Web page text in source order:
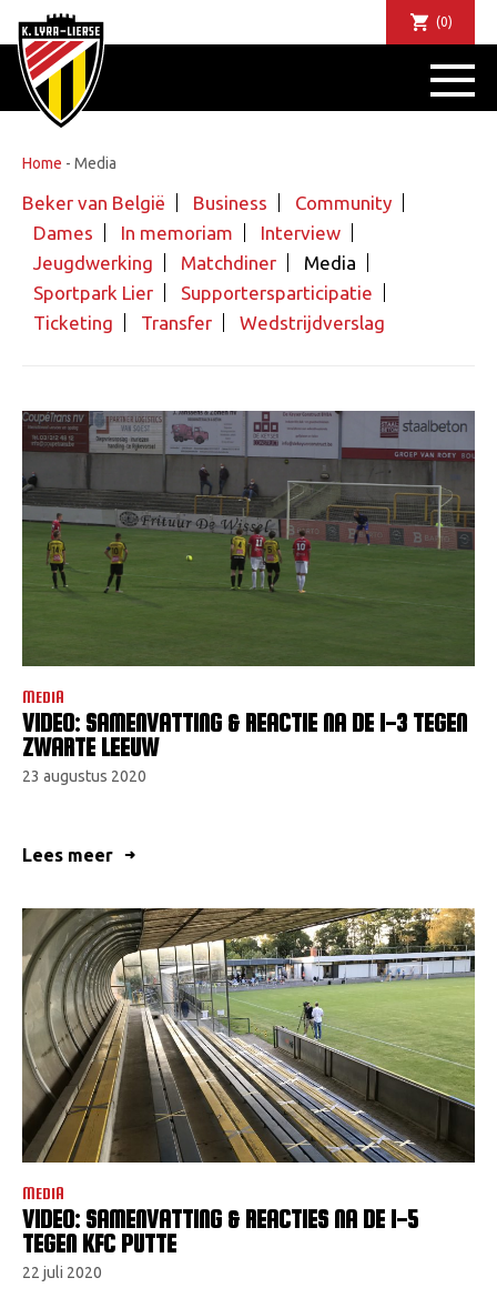
(0)
Home - Media
Beker van België Business
Community
Dames
In memoriam
Interview
Jeugdwerking
Matchdiner
Media
Sportpark Lier
Supportersparticipatie
Ticketing
Transfer Wedstrijdverslag
MEDIA
VIDEO: SAMENVATTING & REACTIE NA DE 1-3 TEGEN
ZWARTE LEEUW
23 augustus 2020
Lees meer
MEDIA
VIDEO: SAMENVATTING & REACTIES NA DE 1-5
TEGEN KFC PUTTE
22 juli 2020
NIEUWS
DE CLUB
TICKETS
ABONNEMENTEN
COMMUNITY
CLUBAPP
FANSHOP
FAQ
VACATURES